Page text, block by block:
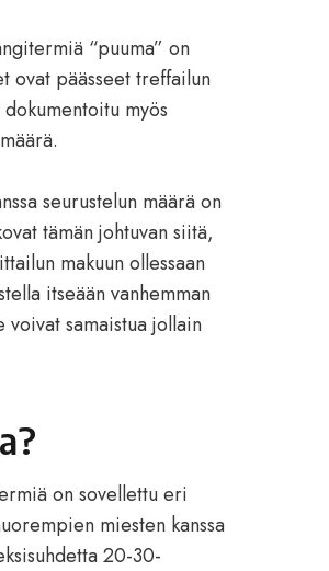
“puuma” on
ovat päässeet treffailun
myös
seurustelun määrä on
tämän johtuvan siitä,
makuun ollessaan
itseään vanhemman
voivat samaistua jollain
on sovellettu eri
miesten kanssa
20-30-